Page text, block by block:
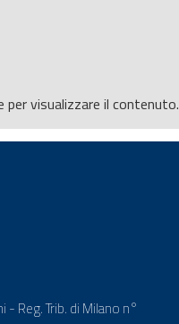
per visualizzare il contenuto.
Reg. Trib. di Milano n°